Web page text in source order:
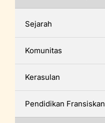
Sejarah
Komunitas
Kerasulan
Pendidikan Fransiskan